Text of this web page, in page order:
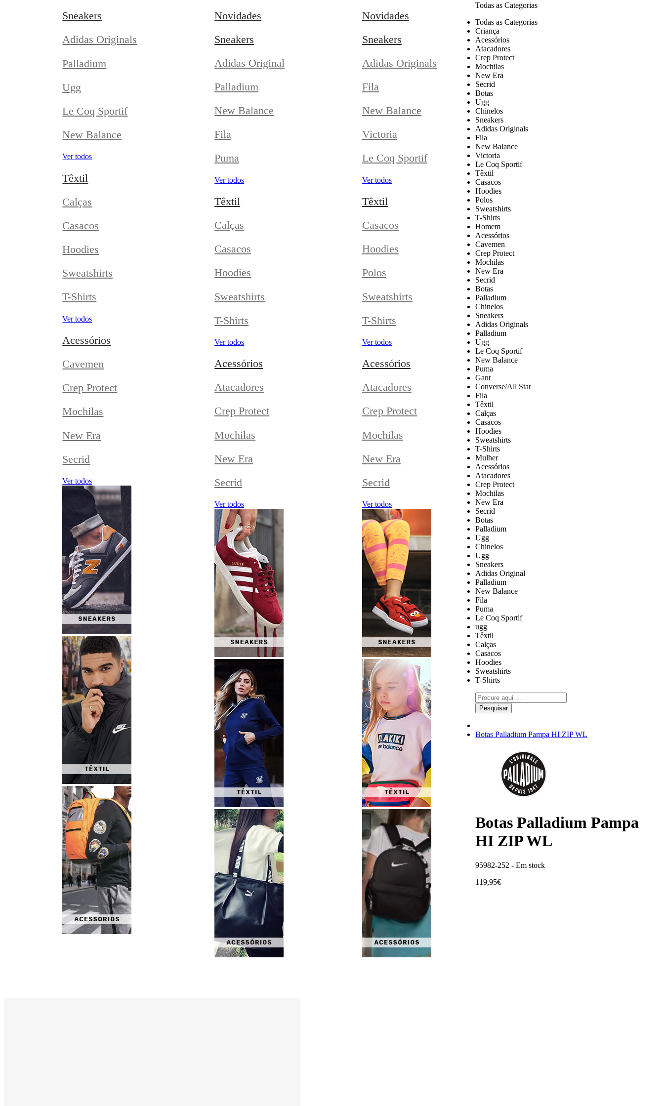
Sneakers
Adidas Originals
Palladium
Ugg
Le Coq Sportif
New Balance
Ver todos
Têxtil
Calças
Casacos
Hoodies
Sweatshirts
T-Shirts
Ver todos
Acessórios
Cavemen
Crep Protect
Mochilas
New Era
Secrid
Ver todos
Novidades
Sneakers
Adidas Original
Palladium
New Balance
Fila
Puma
Ver todos
Têxtil
Calças
Casacos
Hoodies
Sweatshirts
T-Shirts
Ver todos
Acessórios
Atacadores
Crep Protect
Mochilas
New Era
Secrid
Ver todos
Novidades
Sneakers
Adidas Originals
Fila
New Balance
Victoria
Le Coq Sportif
Ver todos
Têxtil
Casacos
Hoodies
Polos
Sweatshirts
T-Shirts
Ver todos
Acessórios
Atacadores
Crep Protect
Mochilas
New Era
Secrid
Ver todos
Todas as Categorias
Todas as Categorias
Criança
Acessórios
Atacadores
Crep Protect
Mochilas
New Era
Secrid
Botas
Ugg
Chinelos
Sneakers
Adidas Originals
Fila
New Balance
Victoria
Le Coq Sportif
Têxtil
Casacos
Hoodies
Polos
Sweatshirts
T-Shirts
Homem
Acessórios
Cavemen
Crep Protect
Mochilas
New Era
Secrid
Botas
Palladium
Chinelos
Sneakers
Adidas Originals
Palladium
Ugg
Le Coq Sportif
New Balance
Puma
Gant
Converse/All Star
Fila
Têxtil
Calças
Casacos
Hoodies
Sweatshirts
T-Shirts
Mulher
Acessórios
Atacadores
Crep Protect
Mochilas
New Era
Secrid
Botas
Palladium
Ugg
Chinelos
Ugg
Sneakers
Adidas Original
Palladium
New Balance
Fila
Puma
Le Coq Sportif
ugg
Têxtil
Calças
Casacos
Hoodies
Sweatshirts
T-Shirts
Pesquisar
Botas Palladium Pampa HI ZIP WL
Botas Palladium Pampa
HI ZIP WL
95982-252 -Em stock
119,95€